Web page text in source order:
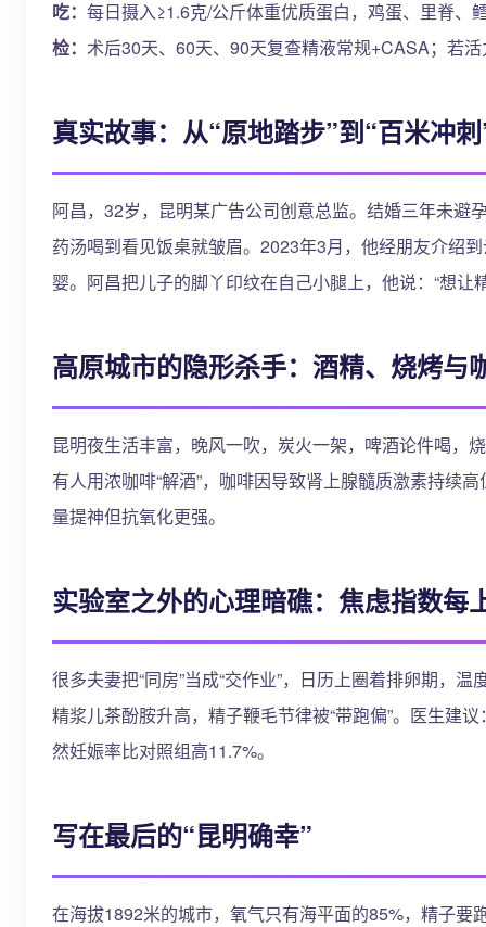
吃： 每日摄入≥1.6克/公斤体重优质蛋白，鸡蛋、里脊
检： 术后30天、60天、90天复查精液常规+CASA；若
真实故事：从“原地踏步”到“百米冲
阿昌，32岁，昆明某广告公司创意总监。结婚三年未避
药汤喝到看见饭桌就皱眉。2023年3月，他经朋友介绍
婴。阿昌把儿子的脚丫印纹在自己小腿上，他说：“想让
高原城市的隐形杀手：酒精、烧烤与
昆明夜生活丰富，晚风一吹，炭火一架，啤酒论件喝，
有人用浓咖啡“解酒”，咖啡因导致肾上腺髓质激素持续
量提神但抗氧化更强。
实验室之外的心理暗礁：焦虑指数每
很多夫妻把“同房”当成“交作业”，日历上圈着排卵期，
精浆儿茶酚胺升高，精子鞭毛节律被“带跑偏”。医生建
然妊娠率比对照组高11.7%。
写在最后的“昆明确幸”
在海拔1892米的城市，氧气只有海平面的85%，精子要